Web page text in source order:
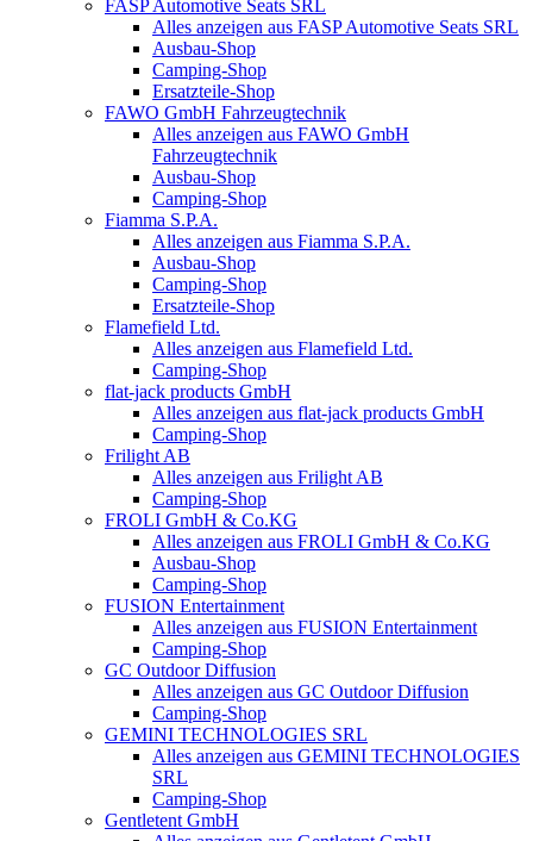
FASP Automotive Seats SRL
Alles anzeigen aus FASP Automotive Seats SRL
Ausbau-Shop
Camping-Shop
Ersatzteile-Shop
FAWO GmbH Fahrzeugtechnik
Alles anzeigen aus FAWO GmbH
Fahrzeugtechnik
Ausbau-Shop
Camping-Shop
Fiamma S.P.A.
Alles anzeigen aus Fiamma S.P.A.
Ausbau-Shop
Camping-Shop
Ersatzteile-Shop
Flamefield Ltd.
Alles anzeigen aus Flamefield Ltd.
Camping-Shop
flat-jack products GmbH
Alles anzeigen aus flat-jack products GmbH
Camping-Shop
Frilight AB
Alles anzeigen aus Frilight AB
Camping-Shop
FROLI GmbH & Co.KG
Alles anzeigen aus FROLI GmbH & Co.KG
Ausbau-Shop
Camping-Shop
FUSION Entertainment
Alles anzeigen aus FUSION Entertainment
Camping-Shop
GC Outdoor Diffusion
Alles anzeigen aus GC Outdoor Diffusion
Camping-Shop
GEMINI TECHNOLOGIES SRL
Alles anzeigen aus GEMINI TECHNOLOGIES
SRL
Camping-Shop
Gentletent GmbH